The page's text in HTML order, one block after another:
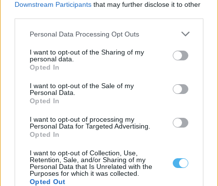
Downstream Participants that may further disclose it to other
Personal Data Processing Opt Outs
I want to opt-out of the Sharing of my
personal data.
Opted In
I want to opt-out of the Sale of my
Personal Data.
Opted In
I want to opt-out of processing my
Personal Data for Targeted Advertising.
Opted In
I want to opt-out of Collection, Use,
Retention, Sale, and/or Sharing of my
Personal Data that Is Unrelated with the
Purposes for which it was collected.
Opted Out
Gasolina prepara nova subida e gasóleo alivia nos postos de
Os preços dos combustíveis deverão voltar a sofrer alterações a
partir da próxima segunda-feira,...
15 Maio, 2026 - 17:30